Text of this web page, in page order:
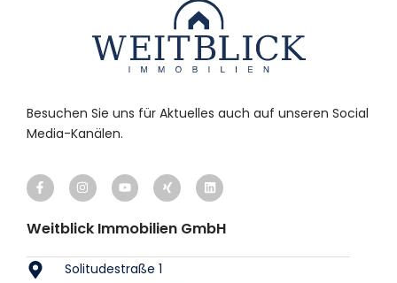
Besuchen Sie uns für Aktuelles auch auf unseren Social
Media-Kanälen.
Weitblick Immobilien GmbH
Solitudestraße 1